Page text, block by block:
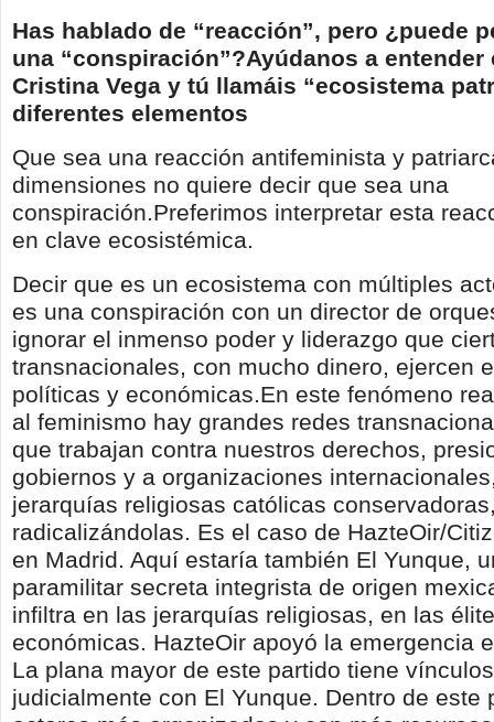
Has hablado de “reacción”, pero ¿puede
una “conspiración”?Ayúdanos a entender
Cristina Vega y tú llamáis “ecosistema
diferentes elementos
Que sea una reacción antifeminista y
dimensiones no quiere decir que sea una
conspiración.Preferimos interpretar esta
en clave ecosistémica.
Decir que es un ecosistema con múltiples
es una conspiración con un director de
ignorar el inmenso poder y liderazgo que
transnacionales, con mucho dinero, ejercen
políticas y económicas.En este fenómeno
al feminismo hay grandes redes
que trabajan contra nuestros derechos,
gobiernos y a organizaciones
jerarquías religiosas católicas
radicalizándolas. Es el caso de HazteOir/
en Madrid. Aquí estaría también El Yunque,
paramilitar secreta integrista de origen
infiltra en las jerarquías religiosas, en las
económicas. HazteOir apoyó la emergencia
La plana mayor de este partido tiene
judicialmente con El Yunque. Dentro de este